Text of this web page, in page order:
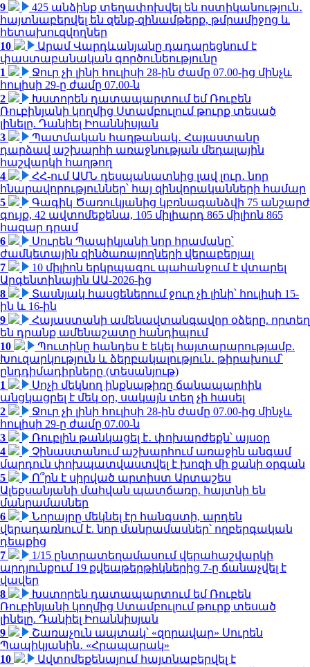
9
425 անձինք տեղափոխվել են ոստիկանություն․
հայտնաբերվել են զենք-զինամթերք, թմրամիջոց և
հետախուզվողներ
10
Արամ Վարդևանյանը դադարեցնում է
փաստաբանական գործունեությունը
1
Ջուր չի լինի հուլիսի 28-ին ժամը 07.00-ից մինչև
հուլիսի 29-ը ժամը 07.00-ն
2
Խստորեն դատապարտում եմ Ռուբեն
Ռուբինյանի կողմից Ստամբուլում թուրք տեսած
լինելը. Դանիել Իոաննիսյան
3
Պատմական հաղթանակ․ Հայաստանը
դարձավ աշխարհի առաջնության մեդալային
հաշվարկի հաղթող
4
ՀՀ-ում ԱՄՆ դեսպանատնից լավ լուր․ նոր
հնարավորություններ՝ հայ զինվորականների համար
5
Գագիկ Ծառուկյանից կբռնագանձվի 75 անշարժ
գույք, 42 ավտոմեքենա, 105 միլիարդ 865 միլիոն 865
հազար դրամ
6
Սուրեն Պապիկյանի նոր հրամանը՝
ժամկետային զինծառայողների վերաբերյալ
7
10 միլիոն երկրպագու պահանջում է վտարել
Արգենտինային ԱԱ-2026-ից
8
Տասնյակ հասցեներում ջուր չի լինի՝ հուլիսի 15-
ին և 16-ին
9
Հայաստանի ամենավտանգավոր օձերը. որտեղ
են դրանք ամենաշատը հանդիպում
10
Պուտինը հանդես է եկել հայտարարությամբ.
Խուզարկություն և ձերբակալություն․ թիրախում՝
ընդդիմադիրները (տեսանյութ)
1
Սոչի մեկնող ինքնաթիռը ճանապարհին
անցկացրել է մեկ օր, սակայն տեղ չի հասել
2
Ջուր չի լինի հուլիսի 28-ին ժամը 07.00-ից մինչև
հուլիսի 29-ը ժամը 07.00-ն
3
Ռուբլին թանկացել է․ փոխարժեքն՝ այսօր
4
Չինաստանում աշխարհում առաջին անգամ
մարդուն փոխպատվաստվել է խոզի մի քանի օրգան
5
Ո՞րն է սիրված արտիստ Արտաշես
Ալեքսանյանի մահվան պատճառը. հայտնի են
մանրամասներ
6
Նորայրը մեկնել էր հանգստի, արդեն
վերադառնում է. նոր մանրամասներ՝ ողբերգական
դեպքից
7
1/15 ընտրատեղամասում վերահաշվարկի
արդյունքում 19 քվեաթերթիկներից 7-ը ճանաչվել է
վավեր
8
Խստորեն դատապարտում եմ Ռուբեն
Ռուբինյանի կողմից Ստամբուլում թուրք տեսած
լինելը. Դանիել Իոաննիսյան
9
Շառաչուն ապտակ՝ «զորավար» Սուրեն
Պապիկյանին․ «Հրապարակ»
10
Ավտոմեքենայում հայտնաբերվել է